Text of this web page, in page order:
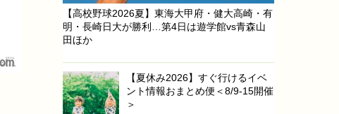
【高校野球2026夏】東海大甲府・健大高崎・有
明・長崎日大が勝利…第4日は遊学館vs青森山
田ほか
【夏休み2026】すぐ行けるイベ
ント情報おまとめ便＜8/9-15開催
＞